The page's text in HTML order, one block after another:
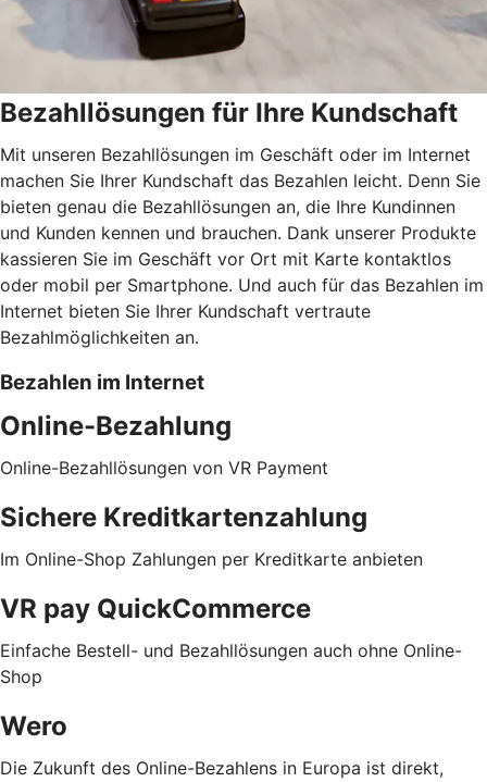
Bezahllösungen für Ihre Kundschaft
Mit unseren Bezahllösungen im Geschäft oder im Internet
machen Sie Ihrer Kundschaft das Bezahlen leicht. Denn Sie
bieten genau die Bezahllösungen an, die Ihre Kundinnen
und Kunden kennen und brauchen. Dank unserer Produkte
kassieren Sie im Geschäft vor Ort mit Karte kontaktlos
oder mobil per Smartphone. Und auch für das Bezahlen im
Internet bieten Sie Ihrer Kundschaft vertraute
Bezahlmöglichkeiten an.
Bezahlen im Internet
Online-Bezahlung
Online-Bezahllösungen von VR Payment
Sichere Kreditkartenzahlung
Im Online-Shop Zahlungen per Kreditkarte anbieten
VR pay QuickCommerce
Einfache Bestell- und Bezahllösungen auch ohne Online-
Shop
Wero
Die Zukunft des Online-Bezahlens in Europa ist direkt,